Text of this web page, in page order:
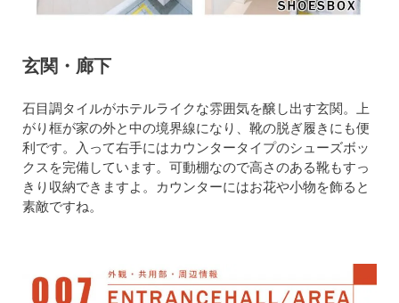
玄関・廊下
石目調タイルがホテルライクな雰囲気を醸し出す玄関。上
がり框が家の外と中の境界線になり、靴の脱ぎ履きにも便
利です。入って右手にはカウンタータイプのシューズボッ
クスを完備しています。可動棚なので高さのある靴もすっ
きり収納できますよ。カウンターにはお花や小物を飾ると
素敵ですね。